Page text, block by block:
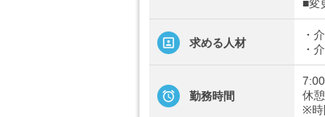
■変
求める人材
・
・
勤務時間
休
※時